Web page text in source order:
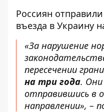
Россиян
въезда в Украину
«За нарушение
пересечении
на три года. Они
отправившись в
направлении», –